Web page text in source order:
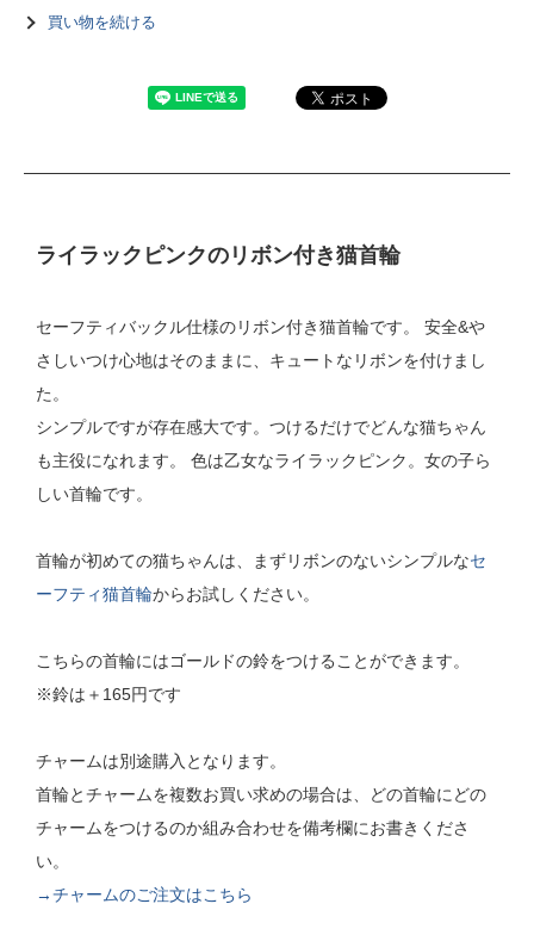
買い物を続ける
ライラックピンクのリボン付き猫首輪
セーフティバックル仕様のリボン付き猫首輪です。 安全&や
さしいつけ心地はそのままに、キュートなリボンを付けまし
た。
シンプルですが存在感大です。つけるだけでどんな猫ちゃん
も主役になれます。 色は乙女なライラックピンク。女の子ら
しい首輪です。
首輪が初めての猫ちゃんは、まずリボンのないシンプルなセ
ーフティ猫首輪からお試しください。
こちらの首輪にはゴールドの鈴をつけることができます。
※鈴は＋165円です
チャームは別途購入となります。
首輪とチャームを複数お買い求めの場合は、どの首輪にどの
チャームをつけるのか組み合わせを備考欄にお書きくださ
い。
→チャームのご注文はこちら